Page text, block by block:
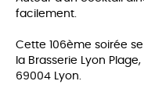
facilement.
Cette 106ème soirée
la Brasserie Lyon
69004 Lyon.